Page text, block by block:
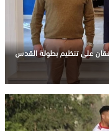
على تنظيم بطولة القدس